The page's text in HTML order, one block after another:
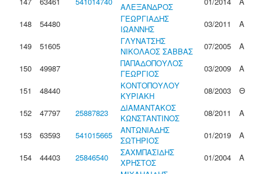
ΑΛΕΞΑΝΔΡΟΣ
148
54480
ΓΕΩΡΓΙΑΔΗΣ
ΙΩΑΝΝΗΣ
03/2011
Α
149
51605
ΓΛΥΝΑΤΣΗΣ
ΝΙΚΟΛΑΟΣ ΣΑΒΒΑΣ
07/2005
Α
150
49987
ΠΑΠΑΔΟΠΟΥΛΟΣ
ΓΕΩΡΓΙΟΣ
03/2009
Α
151
48440
ΚΟΝΤΟΠΟΥΛΟΥ
ΚΥΡΙΑΚΗ
08/2003
Θ
152
47797 25887823
ΔΙΑΜΑΝΤΑΚΟΣ
ΚΩΝΣΤΑΝΤΙΝΟΣ
08/2011
Α
153
63593 541015665
ΑΝΤΩΝΙΑΔΗΣ
ΣΩΤΗΡΙΟΣ
01/2019
Α
154
44403 25846540
ΣΑΧΜΠΑΣΙΔΗΣ
ΧΡΗΣΤΟΣ
01/2004
Α